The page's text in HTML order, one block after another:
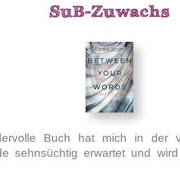
Buch hat mich in der
sehnsüchtig erwartet und